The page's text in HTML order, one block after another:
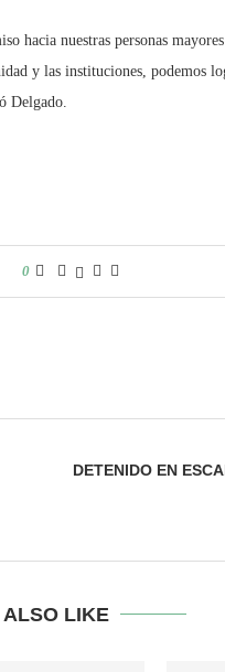
hacia nuestras personas
y las instituciones, podemos
Delgado.
0
DETENIDO EN
ALSO LIKE